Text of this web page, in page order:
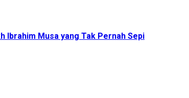
Ibrahim Musa yang Tak Pernah Sepi